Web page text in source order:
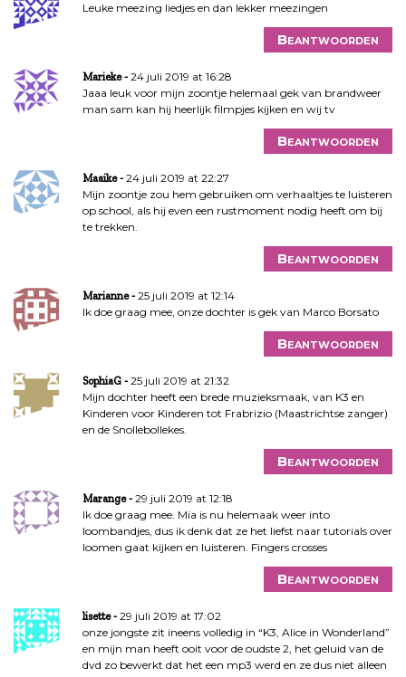
Leuke meezing liedjes en dan lekker meezingen
Beantwoorden
Marieke
24 juli 2019 at 16:28
Jaaa leuk voor mijn zoontje helemaal gek van brandweer
man sam kan hij heerlijk filmpjes kijken en wij tv
Beantwoorden
Maaike
24 juli 2019 at 22:27
Mijn zoontje zou hem gebruiken om verhaaltjes te luisteren
op school, als hij even een rustmoment nodig heeft om bij
te trekken.
Beantwoorden
Marianne
25 juli 2019 at 12:14
Ik doe graag mee, onze dochter is gek van Marco Borsato
Beantwoorden
SophiaG
25 juli 2019 at 21:32
Mijn dochter heeft een brede muzieksmaak, van K3 en
Kinderen voor Kinderen tot Frabrizio (Maastrichtse zanger)
en de Snollebollekes.
Beantwoorden
Marange
29 juli 2019 at 12:18
Ik doe graag mee. Mia is nu helemaak weer into
loombandjes, dus ik denk dat ze het liefst naar tutorials over
loomen gaat kijken en luisteren. Fingers crosses
Beantwoorden
lisette
29 juli 2019 at 17:02
onze jongste zit ineens volledig in “K3, Alice in Wonderland”
en mijn man heeft ooit voor de oudste 2, het geluid van de
dvd zo bewerkt dat het een mp3 werd en ze dus niet alleen